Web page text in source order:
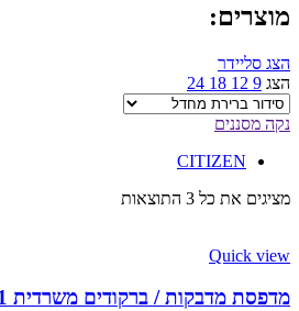
מוצרים:
הצג סליידר
הצג 9
12
18
24
נקה מסננים
CITIZEN
מציגים את כל ⁦3⁩ התוצאות
Quick view
מדפסת מדבקות / ברקודים משרדית CITIZEN CL-S621